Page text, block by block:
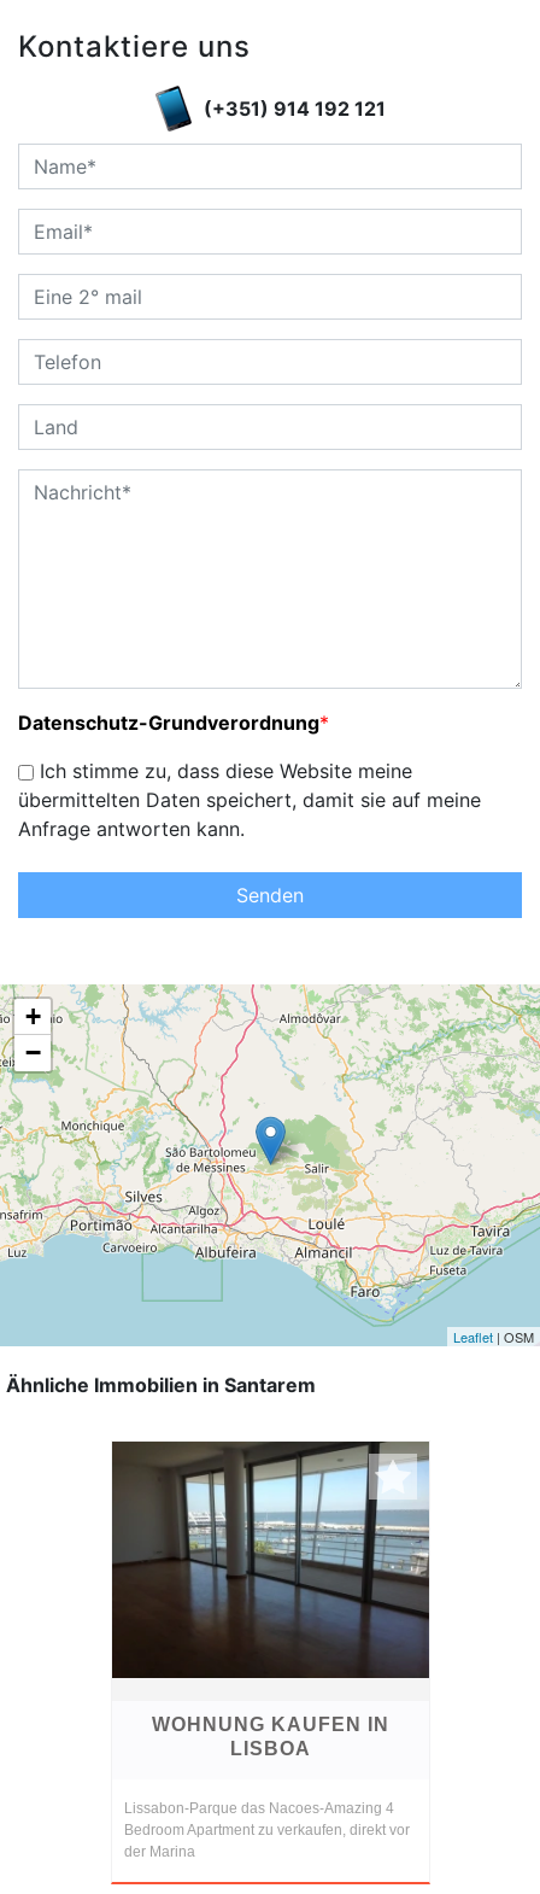
Kontaktiere uns
(+351) 914 192 121
Datenschutz-Grundverordnung*
Ich stimme zu, dass diese Website meine
übermittelten Daten speichert, damit sie auf meine
Anfrage antworten kann.
Senden
+
−
Leaflet | OSM
Ähnliche Immobilien in Santarem
WOHNUNG KAUFEN IN
LISBOA
Lissabon-Parque das Nacoes-Amazing 4
Bedroom Apartment zu verkaufen, direkt vor
der Marina